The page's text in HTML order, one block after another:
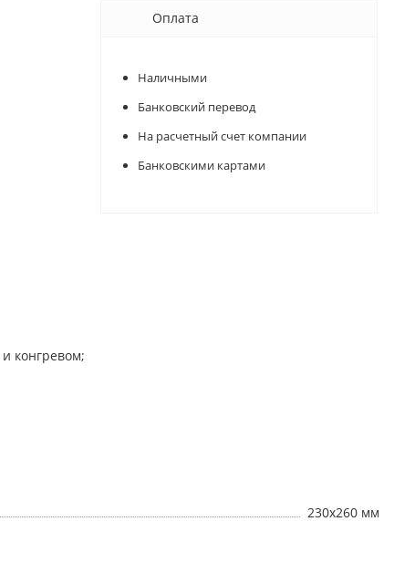
Оплата
Наличными
Банковский перевод
На расчетный счет компании
Банковскими картами
конгревом;
230х260 мм